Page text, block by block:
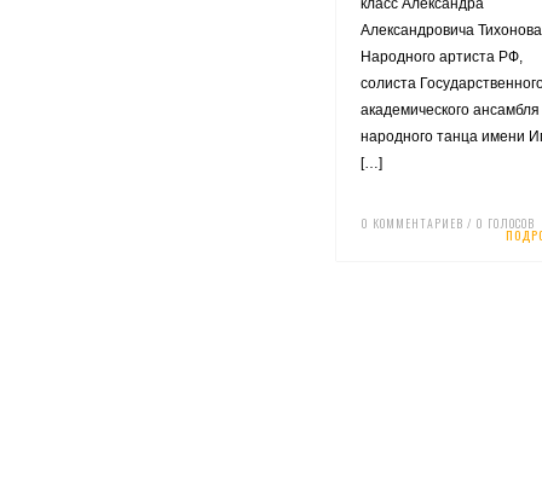
класс Александра
Александровича
Народного артиста РФ,
солиста
академического ансамбля
народного танца имени
[…]
0 КОММЕНТАРИЕВ / 0 ГОЛОСОВ